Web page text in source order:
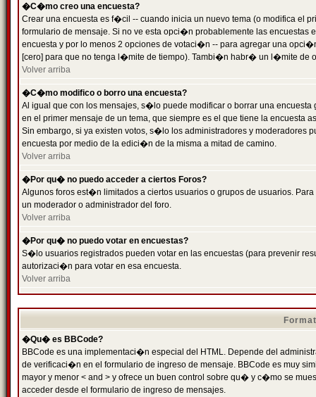
�C�mo creo una encuesta?
Crear una encuesta es f�cil -- cuando inicia un nuevo tema (o modifica el
formulario de mensaje. Si no ve esta opci�n probablemente las
encuesta y por lo menos 2 opciones de votaci�n -- para agregar una
[cero] para que no tenga l�mite de tiempo). Tambi�n habr� un l�mite de
Volver arriba
�C�mo modifico o borro una encuesta?
Al igual que con los mensajes, s�lo puede modificar o borrar una
en el primer mensaje de un tema, que siempre es el que tiene la encuesta
Sin embargo, si ya existen votos, s�lo los administradores y moderadores
encuesta por medio de la edici�n de la misma a mitad de camino.
Volver arriba
�Por qu� no puedo acceder a ciertos Foros?
Algunos foros est�n limitados a ciertos usuarios o grupos de usuarios.
un moderador o administrador del foro.
Volver arriba
�Por qu� no puedo votar en encuestas?
S�lo usuarios registrados pueden votar en las encuestas (para prevenir
autorizaci�n para votar en esa encuesta.
Volver arriba
�Qu� es BBCode?
BBCode es una implementaci�n especial del HTML. Depende del
de verificaci�n en el formulario de ingreso de mensaje. BBCode es muy
mayor y menor < and > y ofrece un buen control sobre qu� y c�mo se
acceder desde el formulario de ingreso de mensajes.